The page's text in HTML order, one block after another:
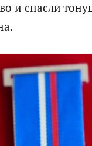
и спасли